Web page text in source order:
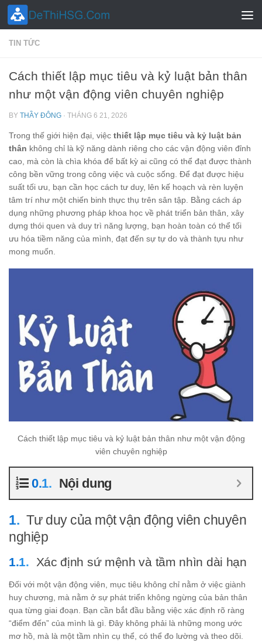
Skip to content
TIN TỨC
Cách thiết lập mục tiêu và kỷ luật bản thân
như một vận động viên chuyên nghiệp
BY THẦY ĐÔNG · THÁNG 6 21, 2026
Trong thế giới hiện đại, việc thiết lập mục tiêu và kỷ luật bản
thân không chỉ là kỹ năng dành riêng cho các vận động viên đỉnh
cao, mà còn là chìa khóa để bất kỳ ai cũng có thể đạt được thành
công bền vững trong công việc và cuộc sống. Để đạt được hiệu
suất tối ưu, bạn cần học cách tư duy, lên kế hoạch và rèn luyện
tâm trí như một chiến binh thực thụ trên sân tập. Bằng cách áp
dụng những phương pháp khoa học về phát triển bản thân, xây
dựng thói quen và duy trì năng lượng, bạn hoàn toàn có thể tối
ưu hóa tiềm năng của mình, đạt đến sự tự do và thành tựu như
mong muốn.
Cách thiết lập mục tiêu và kỷ luật bản thân như một vận động
viên chuyên nghiệp
Nội dung
Tư duy của một vận động viên chuyên
nghiệp
Xác định sứ mệnh và tầm nhìn dài hạn
Đối với một vận động viên, mục tiêu không chỉ nằm ở việc giành
huy chương, mà nằm ở sự phát triển không ngừng của bản thân
qua từng giai đoạn. Bạn cần bắt đầu bằng việc xác định rõ ràng
“điểm đến” của mình là gì. Đây không phải là những mong ước
mơ hồ, mà là một tầm nhìn cụ thể, có thể đo lường và theo dõi.